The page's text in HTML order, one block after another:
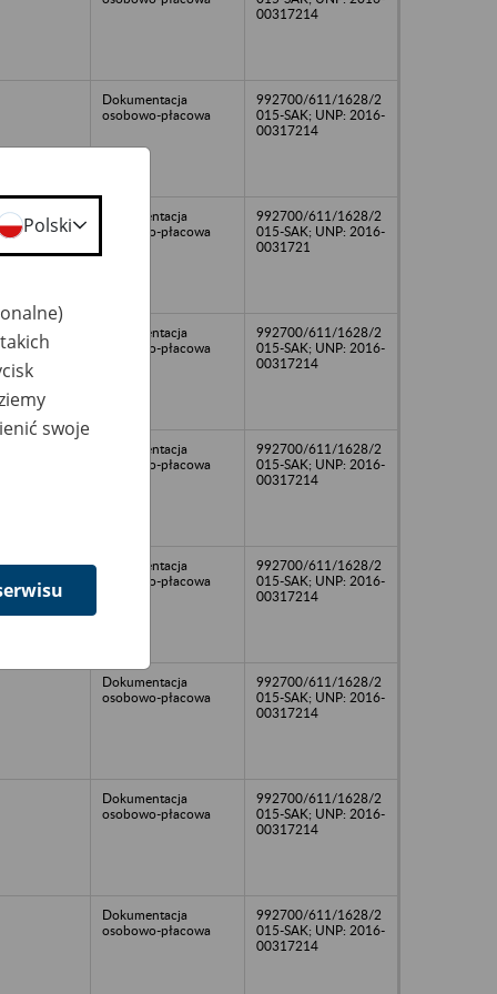
00317214
Dokumentacja
osobowo-płacowa
992700/611/1628/2
015-SAK; UNP: 2016-
00317214
Dokumentacja
osobowo-płacowa
992700/611/1628/2
015-SAK; UNP: 2016-
0031721
Dokumentacja
osobowo-płacowa
992700/611/1628/2
015-SAK; UNP: 2016-
00317214
Dokumentacja
osobowo-płacowa
992700/611/1628/2
015-SAK; UNP: 2016-
00317214
Dokumentacja
osobowo-płacowa
992700/611/1628/2
015-SAK; UNP: 2016-
00317214
Dokumentacja
osobowo-płacowa
992700/611/1628/2
015-SAK; UNP: 2016-
00317214
Dokumentacja
osobowo-płacowa
992700/611/1628/2
015-SAK; UNP: 2016-
00317214
Dokumentacja
osobowo-płacowa
992700/611/1628/2
015-SAK; UNP: 2016-
00317214
Polski
swoje